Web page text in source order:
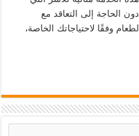
الحاجة إلى التعاقد مع
وفقًا لاحتياجاتك الخاصة،